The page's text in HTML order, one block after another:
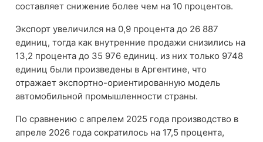
составляет снижение более чем на 10 процентов.
Экспорт увеличился на 0,9 процента до 26 887
единиц, тогда как внутренние продажи снизились на
13,2 процента до 35 976 единиц. из них только 9748
единиц были произведены в Аргентине, что
отражает экспортно-ориентированную модель
автомобильной промышленности страны.
По сравнению с апрелем 2025 года производство в
апреле 2026 года сократилось на 17,5 процента,